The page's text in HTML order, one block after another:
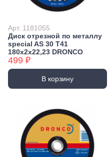
Арт. 1181055
Диск отрезной по металлу
special AS 30 T41
180х2х22,23 DRONCO
499 ₽
В корзину